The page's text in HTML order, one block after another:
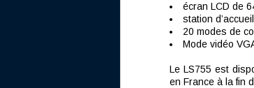
écran LCD de
station
20 modes de
Mode vidéo
Le LS755 est
en France à la fin